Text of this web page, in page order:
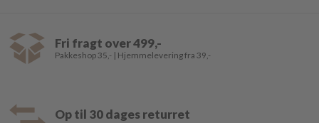
Fri fragt over 499,-
Pakkeshop 35,- | Hjemmelevering fra 39,-
Op til 30 dages returret